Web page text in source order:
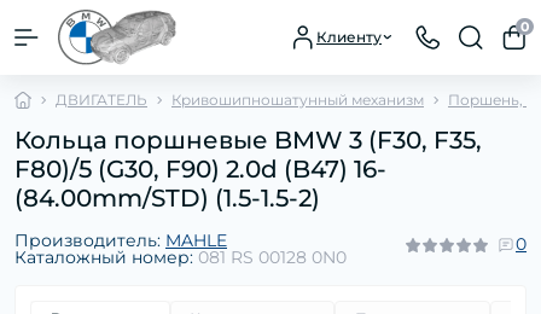
Клиенту
0
ДВИГАТЕЛЬ Кривошипношатунный механизм Поршень,
Кольца поршневые BMW 3 (F30, F35,
F80)/5 (G30, F90) 2.0d (B47) 16-
(84.00mm/STD) (1.5-1.5-2)
Производитель: MAHLE
Каталожный номер: 081 RS 00128 0N0
0